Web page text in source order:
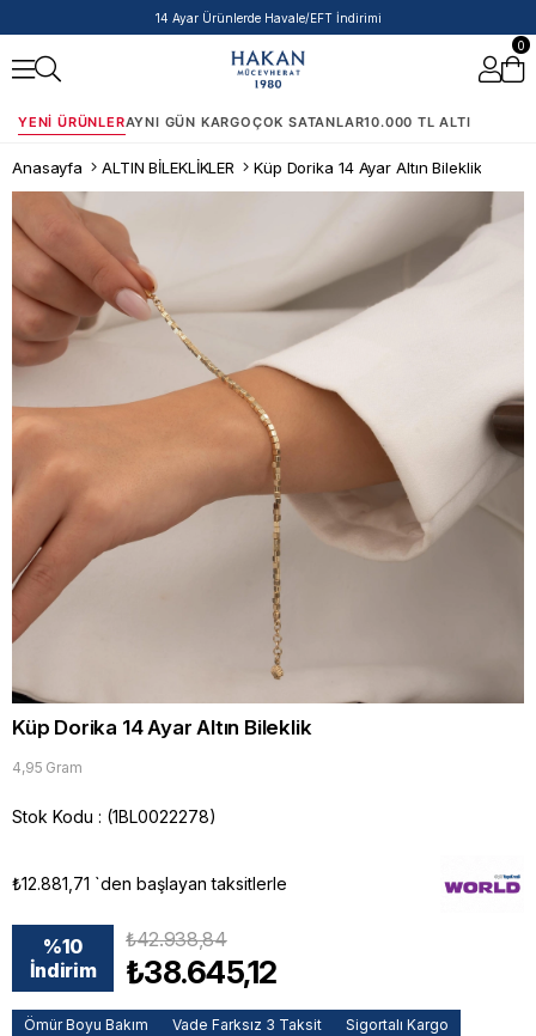
14 Ayar Ürünlerde Havale/EFT İndirimi
0
YENI ÜRÜNLERAYNI GÜN KARGOÇOK SATANLAR10.000 TL ALTI
Anasayfa ALTIN BİLEKLİKLER Küp Dorika 14 Ayar Altın Bileklik
Küp Dorika 14 Ayar Altın Bileklik
4,95 Gram
Stok Kodu (1BL0022278)
₺12.881,71 `den başlayan taksitlerle
%10
İndirim
₺42.938,84
₺38.645,12
Ömür Boyu Bakım Vade Farksız 3 Taksit Sigortalı Kargo